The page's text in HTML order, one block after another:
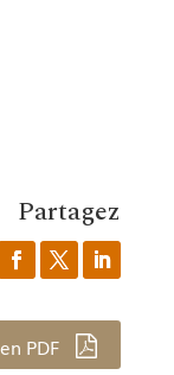
Partagez
PDF